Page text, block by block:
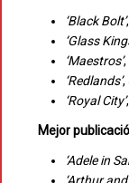
‘Black Bolt’
‘Glass
‘Maestros’
‘Redlands’,
‘Royal City’
Mejor
‘Adele in